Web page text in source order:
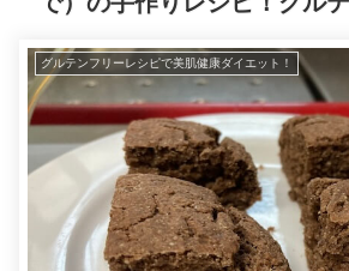
グルテンフリーレシピで美肌健康ダイエット！